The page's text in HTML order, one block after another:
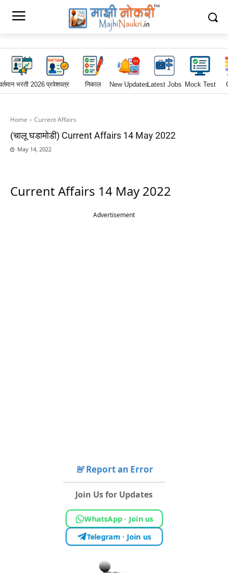
भरती 2026प्रवेशपत्र निकाल New UpdatesLatest Jobs Mock Test
Home Current Affairs
(चालू घडामोडी) Current Affairs 14 May 2022
May 14, 2022
Current Affairs 14 May 2022
Advertisement
🚨Report an Error
Join Us for Updates
WhatsApp · Join us
Telegram · Join us